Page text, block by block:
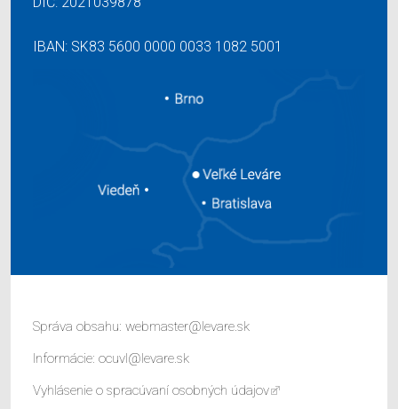
IBAN: SK83 5600 0000 0033 1082 5001
Správa obsahu: webmaster@levare.sk
Informácie: ocuvl@levare.sk
Vyhlásenie o spracúvaní osobných údajov